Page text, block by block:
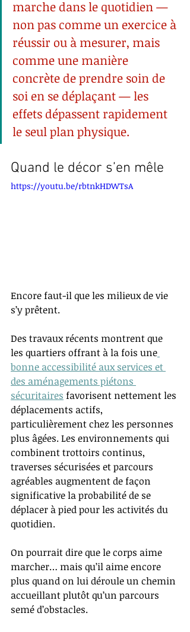
marche dans le quotidien —
non pas comme un exercice à
réussir ou à mesurer, mais
comme une manière
concrète de prendre soin de
soi en se déplaçant — les
effets dépassent rapidement
le seul plan physique.
Quand le décor s’en mêle
https://youtu.be/rbtnkHDWTsA
Encore faut-il que les milieux de vie
s’y prêtent.
Des travaux récents montrent que
les quartiers offrant à la fois une
bonne accessibilité aux services et
des aménagements piétons
sécuritaires favorisent nettement les
déplacements actifs,
particulièrement chez les personnes
plus âgées. Les environnements qui
combinent trottoirs continus,
traverses sécurisées et parcours
agréables augmentent de façon
significative la probabilité de se
déplacer à pied pour les activités du
quotidien.
On pourrait dire que le corps aime
marcher… mais qu’il aime encore
plus quand on lui déroule un chemin
accueillant plutôt qu’un parcours
semé d’obstacles.